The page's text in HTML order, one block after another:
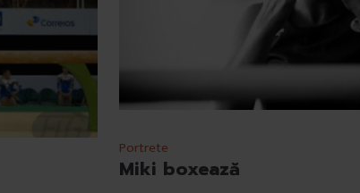
Portrete
Miki boxează